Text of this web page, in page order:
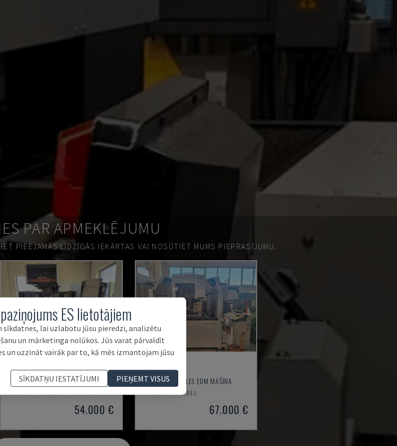
PAR APMEKLĒJUMU
PIEEJAMĀS LĪDZĪGĀS IEKĀRTAS VAI NOSŪTIET MUMS PIEPRASĪJUMU.
MV2400R
MITSUBISHI - STIEPLES EDM MAŠĪNA
54.000 €
AG 600 L
SODICK - STIEPLES EDM MAŠĪNA
2011
67.000 €
ES lietotājiem
sīkdatnes, lai uzlabotu jūsu pieredzi, analizētu
un mārketinga nolūkos. Jūs varat pārvaldīt
un uzzināt vairāk par to, kā mēs izmantojam jūsu
SĪKDATŅU IESTATĪJUMI
PIEŅEMT VISUS